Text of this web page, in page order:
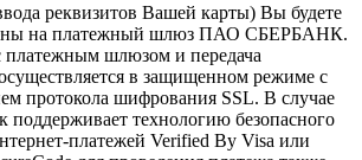
реквизитов Вашей карты) Вы будете
на платежный шлюз ПАО СБЕРБАНК.
платежным шлюзом и передача
в защищенном режиме с
протокола шифрования SSL. В случае
поддерживает технологию безопасного
платежей Verified By Visa или